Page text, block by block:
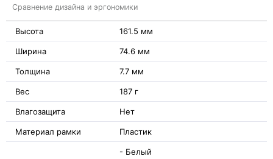
Сравнение дизайна и эргономики
Высота 161.5 мм
Ширина 74.6 мм
Толщина 7.7 мм
Вес 187 г
Влагозащита Нет
Материал рамки Пластик
- Белый